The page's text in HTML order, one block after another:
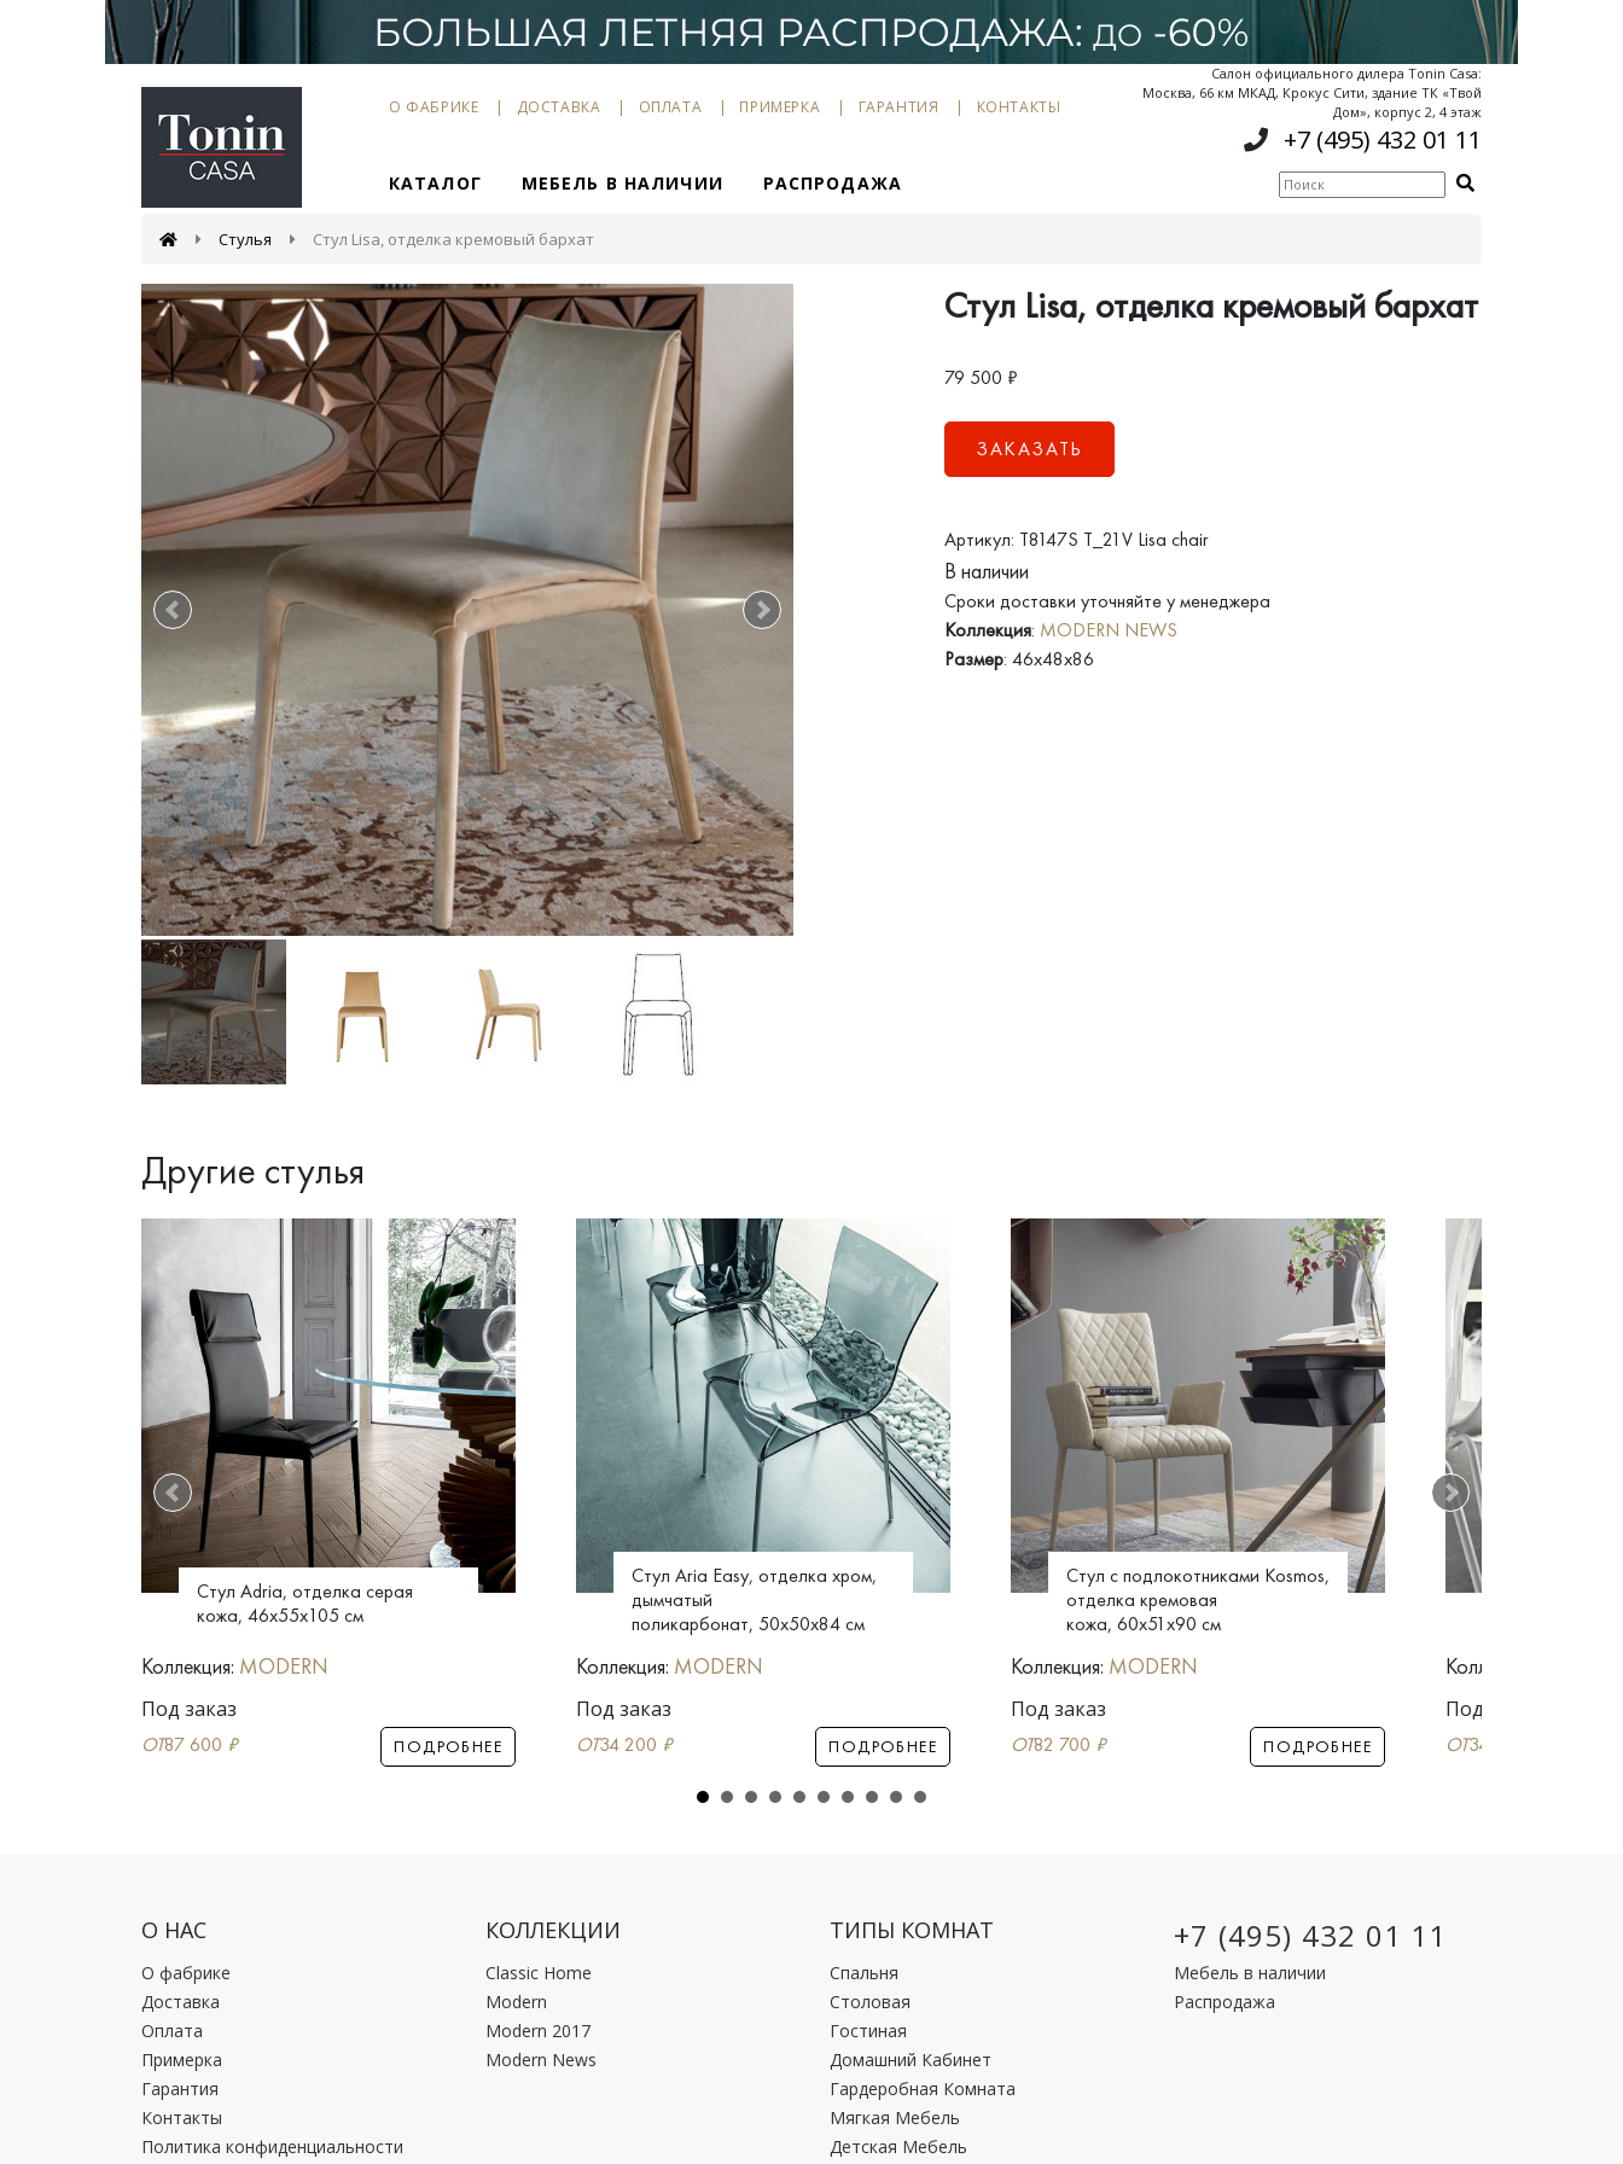
О ФАБРИКЕ ДОСТАВКА ОПЛАТА ПРИМЕРКА ГАРАНТИЯ КОНТАКТЫ
Салон официального дилера Tonin Casa:
Москва, 66 км МКАД, Крокус Сити, здание ТК «Твой
Дом», корпус 2, 4 этаж
+7 (495) 432 01 11
КАТАЛОГ МЕБЕЛЬ В НАЛИЧИИ РАСПРОДАЖА
Стулья Стул Lisa, отделка кремовый бархат
Стул Lisa, отделка кремовый бархат
79 500 ₽
ЗАКАЗАТЬ
Артикул: T8147S T_21V Lisa chair
В наличии
Сроки доставки уточняйте у менеджера
Коллекция: MODERN NEWS
Размер: 46x48x86
Другие стулья
Стул Adria, отделка серая
кожа, 46x55x105 см
Коллекция: MODERN
Под заказ
ОТ87 600 ₽ ПОДРОБНЕЕ
Стул Aria Easy, отделка хром,
дымчатый
поликарбонат, 50x50x84 см
Коллекция: MODERN
Под заказ
ОТ34 200 ₽ ПОДРОБНЕЕ
Стул с подлокотниками Kosmos,
отделка кремовая
кожа, 60x51x90 см
Коллекция: MODERN
Под заказ
ОТ82 700 ₽ ПОДРОБНЕЕ
Коллекция:
Под заказ
ОТ34 200
О НАС
О фабрике
Доставка
Оплата
Примерка
Гарантия
Контакты
Политика конфиденциальности
КОЛЛЕКЦИИ
Classic Home
Modern
Modern 2017
Modern News
ТИПЫ КОМНАТ
Спальня
Столовая
Гостиная
Домашний Кабинет
Гардеробная Комната
Мягкая Мебель
Детская Мебель
+7 (495) 432 01 11
Мебель в наличии
Распродажа